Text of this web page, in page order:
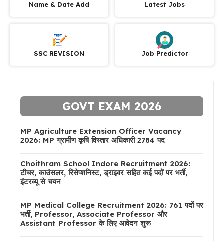
Name & Date Add Latest Jobs
SSC REVISION Job Predictor
GOVT EXAM 2026
MP Agriculture Extension Officer Vacancy
2026: MP ग्रामीण कृषि विस्तार अधिकारी 2784 पद
Choithram School Indore Recruitment 2026:
टीचर, काउंसलर, रिसेप्शनिस्ट, ड्राइवर सहित कई पदों पर भर्ती,
इंटरव्यू से चयन
MP Medical College Recruitment 2026: 761 पदों पर
भर्ती, Professor, Associate Professor और
Assistant Professor के लिए आवेदन शुरू